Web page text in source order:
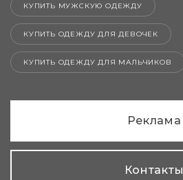
КУПИТЬ МУЖСКУЮ ОДЕЖДУ
КУПИТЬ ОДЕЖДУ ДЛЯ ДЕВОЧЕК
КУПИТЬ ОДЕЖДУ ДЛЯ МАЛЬЧИКОВ
Реклама
Контакты